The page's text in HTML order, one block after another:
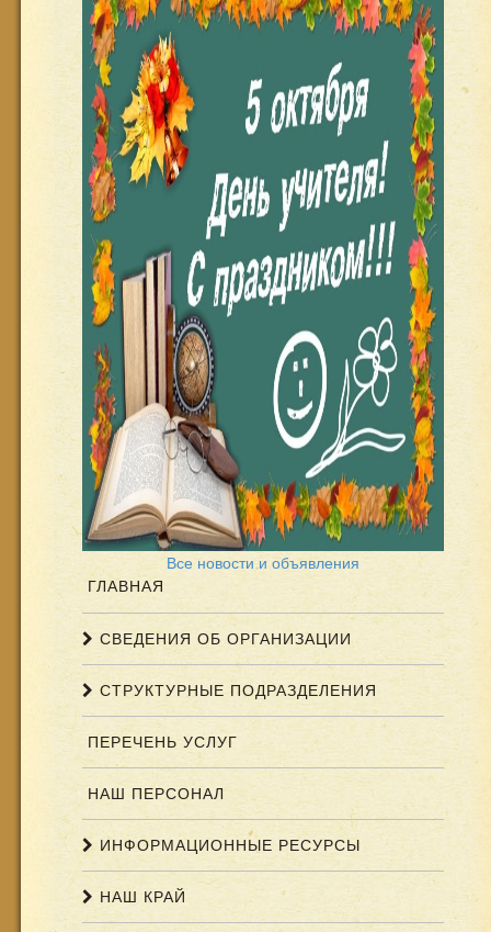
Все новости и объявления
ГЛАВНАЯ
СВЕДЕНИЯ ОБ ОРГАНИЗАЦИИ
СТРУКТУРНЫЕ ПОДРАЗДЕЛЕНИЯ
ПЕРЕЧЕНЬ УСЛУГ
НАШ ПЕРСОНАЛ
ИНФОРМАЦИОННЫЕ РЕСУРСЫ
НАШ КРАЙ